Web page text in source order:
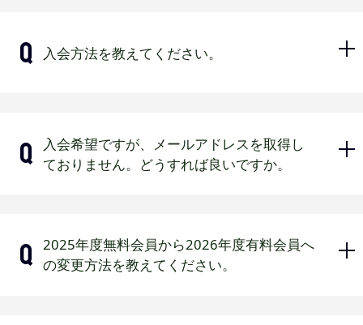
入会方法を教えてください。
下記ページからご確認ください。
入会方法はこちら
入会希望ですが、メールアドレスを取得し
ておりません。どうすれば良いですか。
ご入会いただくには1会員1メールアド
レスが必要となります。
メールアドレスをお持ちでない方や、
2025年度無料会員から2026年度有料会員へ
の変更方法を教えてください。